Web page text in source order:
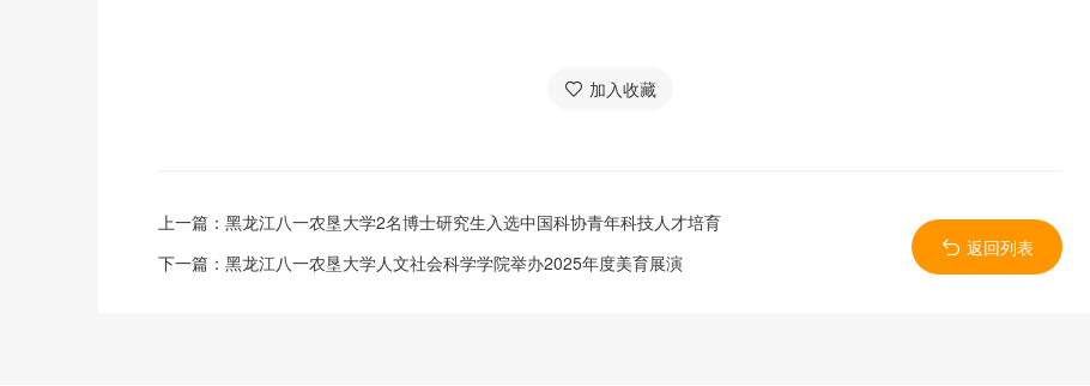
加入收藏
上一篇： 黑龙江八一农垦大学2名博士研究生入选中国科协青年科技人才培育
下一篇： 黑龙江八一农垦大学人文社会科学学院举办2025年度美育展演
返回列表